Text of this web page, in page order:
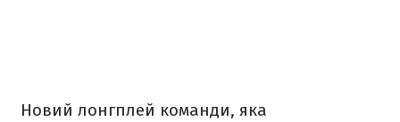
Новий лонгплей команди, яка